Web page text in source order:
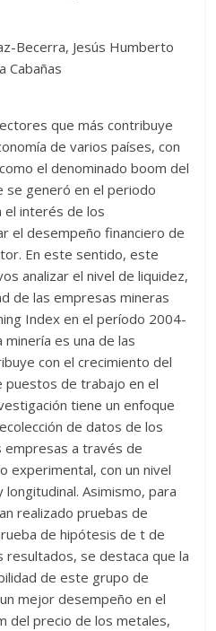
Becerra, Jesús Humberto
Cabañas
que más contribuye
de varios países, con
el denominado boom del
se generó en el periodo
el interés de los
el desempeño financiero de
En este sentido, este
analizar el nivel de liquidez,
de las empresas mineras
Index en el período 2004-
es una de las
con el crecimiento del
puestos de trabajo en el
tiene un enfoque
de datos de los
empresas a través de
experimental, con un nivel
Asimismo, para
realizado pruebas de
de hipótesis de t de
resultados, se destaca que la
de este grupo de
mejor desempeño en el
del precio de los metales,